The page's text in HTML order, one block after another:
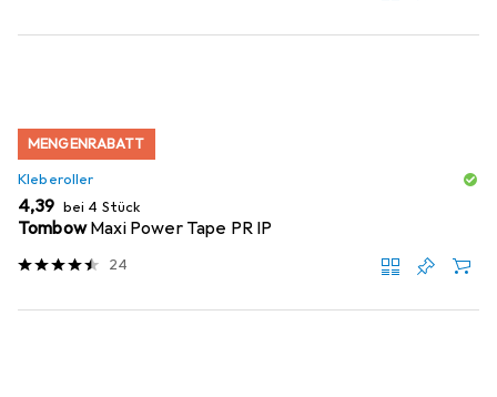
MENGENRABATT
Kleberoller
EUR
4,39 bei 4 Stück
Tombow Maxi Power Tape PR IP
24